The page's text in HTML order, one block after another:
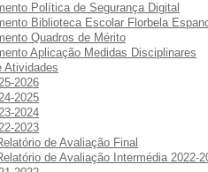
Política de Segurança Digital
Biblioteca Escolar Florbela
Quadros de Mérito
Aplicação Medidas Disciplinares
Atividades
2026
2025
2024
2023
de Avaliação Final
de Avaliação Intermédia 2022-